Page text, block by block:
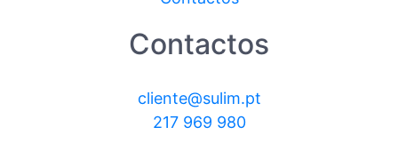
Contactos
cliente@sulim.pt
217 969 980